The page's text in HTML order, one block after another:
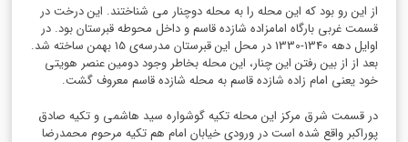
از این رو بود که این محله را به محله دوچنار می شناختند. این درخت در
قسمت غربی بارگاه امامزاده شازده قاسم و داخل محوطه قبرستان بود. در
اوایل دهه 1340-1330 در محل این قبرستان مدرسه‌ی 15 بهمن ساخته شد.
بعد از از بین رفتن این چنار، این محله بخاطر وجود دومین عنصر هویتی
خود یعنی امام زاده شازده قاسم به محله شازده قاسم معروف گشت.
در قسمت شرق مرکز این محله تکیه گوشواره سید هاشمی و تکیه صادق
پوراکبر واقع شده است در ورودی خیابان امام هم تکیه مرحوم محمدرضا